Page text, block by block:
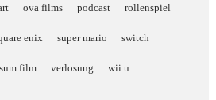
ova films podcast rollenspiel
enix super mario switch
film verlosung wii u